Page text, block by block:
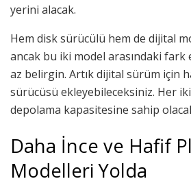
yerini alacak.
Hem disk sürücülü hem de dijital
ancak bu iki model arasındaki fark
az belirgin. Artık dijital sürüm için
sürücüsü ekleyebileceksiniz. Her
depolama kapasitesine sahip
Daha İnce ve Hafif
Modelleri Yolda